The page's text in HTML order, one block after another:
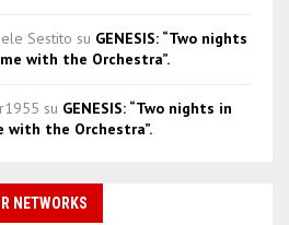
Sestito su GENESIS: “Two nights
with the Orchestra”.
su GENESIS: “Two nights in
with the Orchestra”.
NETWORKS